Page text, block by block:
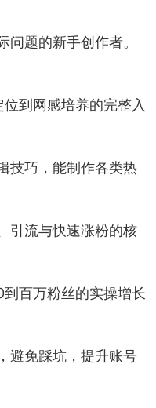
题的新手创作者。
到网感培养的完整入
技巧，能制作各类热
引流与快速涨粉的核
百万粉丝的实操增长
避免踩坑，提升账号